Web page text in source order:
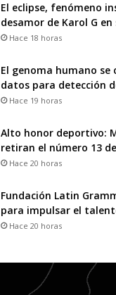
El eclipse, fenómeno
desamor de Karol G
Hace 18 horas
El genoma humano se
datos para detección
Hace 19 horas
Alto honor deportivo:
retiran el número 13
Hace 20 horas
Fundación Latin
para impulsar el
Hace 20 horas